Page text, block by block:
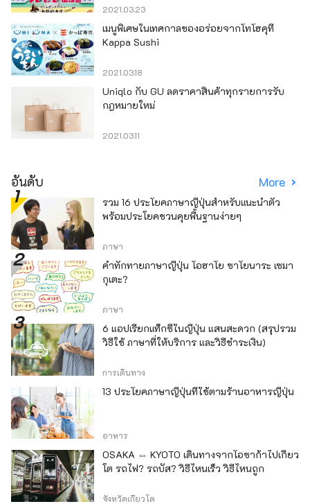
2021.03.23
เมนูพิเศษในเทศกาลของอร่อยจากโทโฮคุที่
Kappa Sushi
2021.03.18
Uniqlo กับ GU ลดราคาสินค้าทุกรายการรับ
กฎหมายใหม่
2021.03.11
อันดับ More
รวม 16 ประโยคภาษาญี่ปุ่นสำหรับแนะนำตัว
พร้อมประโยคชวนคุยพื้นฐานง่ายๆ
ภาษา
คำทักทายภาษาญี่ปุ่น โอฮาโย ซาโยนาระ เซมา
กุเตะ?
ภาษา
6 แอปเรียกแท็กซี่ในญี่ปุ่น แสนสะดวก (สรุปรวม
วิธีใช้ ภาษาที่ให้บริการ และวิธีชำระเงิน)
การเดินทาง
13 ประโยคภาษาญี่ปุ่นที่ใช้ตามร้านอาหารญี่ปุ่น
อาหาร
OSAKA ⇔ KYOTO เดินทางจากโอซาก้าไปเกียว
โต รถไฟ? รถบัส? วิธีไหนเร็ว วิธีไหนถูก
จังหวัดเกียวโต